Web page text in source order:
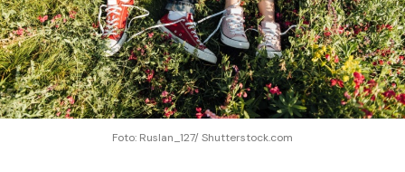
Foto: Ruslan_127/ Shutterstock.com